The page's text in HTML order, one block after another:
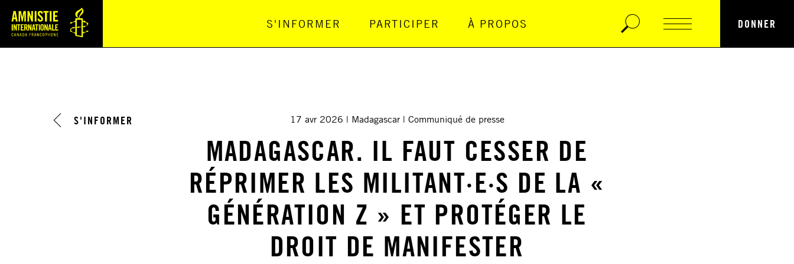
Navigation Principale
S'INFORMER PARTICIPER À PROPOS DONNER
S'INFORMER 17 avr 2026 Madagascar Communiqué de presse
MADAGASCAR. IL FAUT CESSER DE
RÉPRIMER LES MILITANT·E·S DE LA «
GÉNÉRATION Z » ET PROTÉGER LE
DROIT DE MANIFESTER